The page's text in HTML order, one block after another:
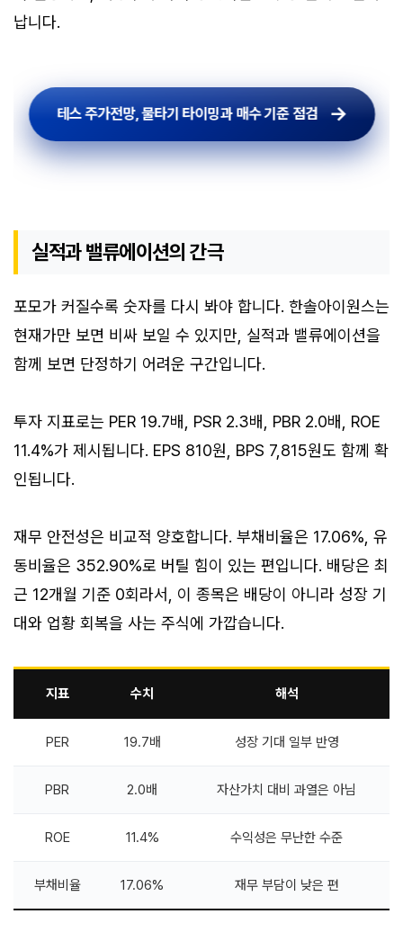
납니다.
테스 주가전망, 물타기 타이밍과 매수 기준 점검
실적과 밸류에이션의 간극
포모가 커질수록 숫자를 다시 봐야 합니다. 한솔아이원스는
현재가만 보면 비싸 보일 수 있지만, 실적과 밸류에이션을
함께 보면 단정하기 어려운 구간입니다.
투자 지표로는 PER 19.7배, PSR 2.3배, PBR 2.0배, ROE
11.4%가 제시됩니다. EPS 810원, BPS 7,815원도 함께 확
인됩니다.
재무 안전성은 비교적 양호합니다. 부채비율은 17.06%, 유
동비율은 352.90%로 버틸 힘이 있는 편입니다. 배당은 최
근 12개월 기준 0회라서, 이 종목은 배당이 아니라 성장 기
대와 업황 회복을 사는 주식에 가깝습니다.
지표 수치 해석
PER 19.7배 성장 기대 일부 반영
PBR 2.0배 자산가치 대비 과열은 아님
ROE 11.4% 수익성은 무난한 수준
부채비율 17.06% 재무 부담이 낮은 편